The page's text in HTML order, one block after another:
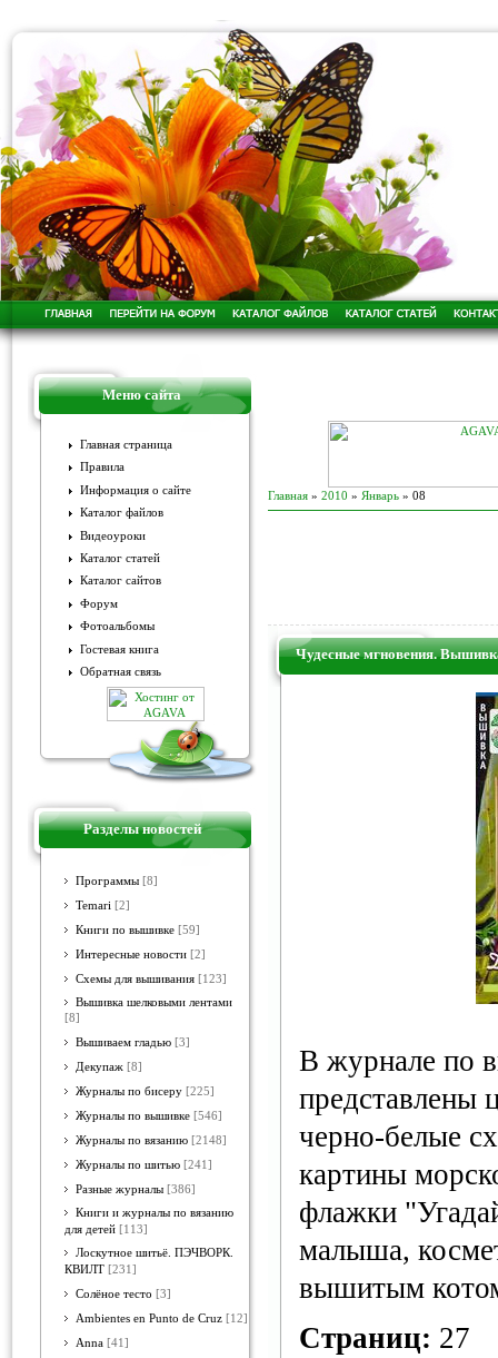
Меню сайта
Главная страница
Правила
Информация о сайте
Каталог файлов
Видеоуроки
Каталог статей
Каталог сайтов
Форум
Фотоальбомы
Гостевая книга
Обратная связь
Разделы новостей
Программы [8]
Temari [2]
Книги по вышивке [59]
Интересные новости [2]
Схемы для вышивания [123]
Вышивка шелковыми лентами
[8]
Вышиваем гладью [3]
Декупаж [8]
Журналы по бисеру [225]
Журналы по вышивке [546]
Журналы по вязанию [2148]
Журналы по шитью [241]
Разные журналы [386]
Книги и журналы по вязанию
для детей [113]
Лоскутное шитьё. ПЭЧВОРК.
КВИЛТ [231]
Солёное тесто [3]
Ambientes en Punto de Cruz [12]
Anna [41]
Главная » 2010 » Январь » 08
Чудесные мгновения.
В журнале по
представлены
черно-белые
картины
флажки
малыша,
вышитым
Страниц: 27